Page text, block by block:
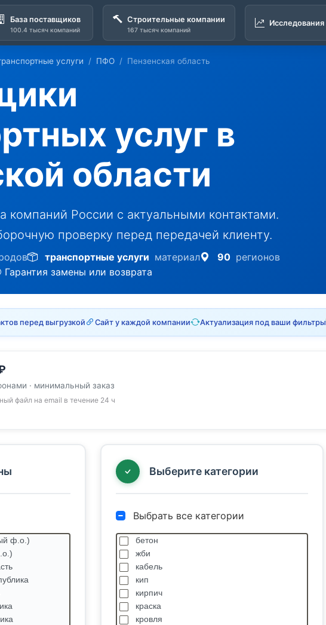
База поставщиков
100.4 тысяч компаний
Строительные компании
167 тысяч компаний
Исследования
услуги ПФО Пензенская область
услуг в
области
компаний России с актуальными контактами.
проверку перед передачей клиенту.
транспортные услуги материал 90 регионов
Гарантия замены или возврата
перед выгрузкой Сайт у каждой компании Актуализация под ваши фильтры
· минимальный заказ
файл на email в течение 24 ч
ф.о.)
Выберите категории
Выбрать все категории
бетон
жби
кабель
кип
кирпич
краска
кровля